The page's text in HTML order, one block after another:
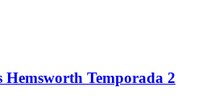
Temporada 2